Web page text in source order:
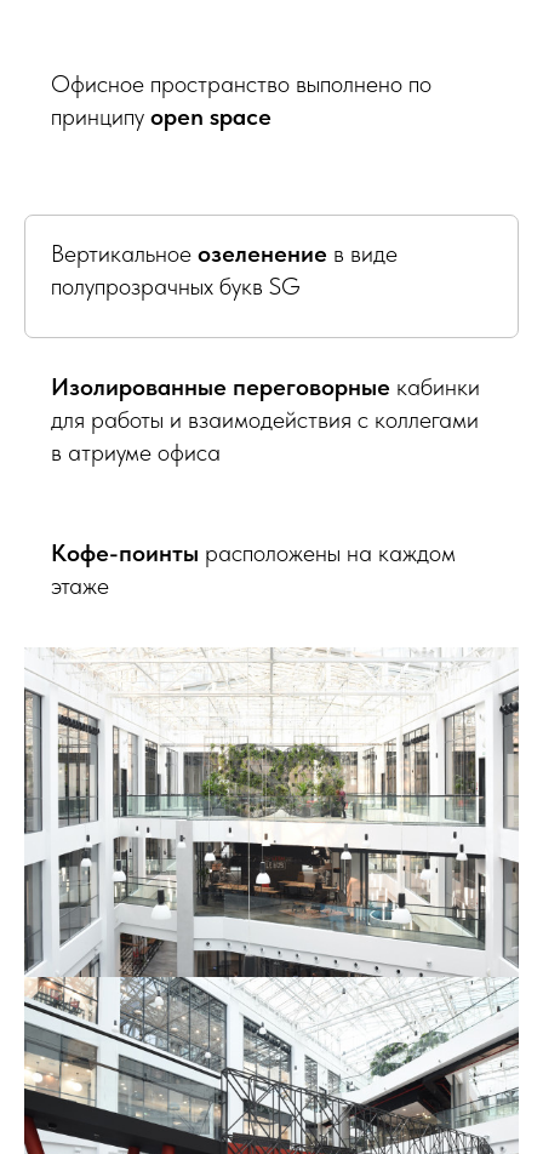
Офисное пространство выполнено по
принципу open space
Вертикальное озеленение в виде
полупрозрачных букв SG
Изолированные переговорные кабинки
для работы и взаимодействия с коллегами
в атриуме офиса
Кофе-поинты расположены на каждом
этаже